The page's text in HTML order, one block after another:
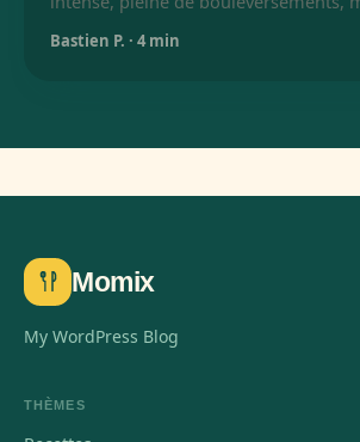
Bastien P. · 4 min
Momix
My WordPress Blog
THÈMES